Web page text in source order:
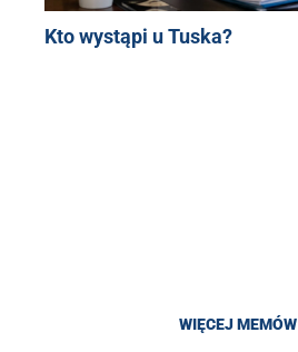
Kto wystąpi u Tuska?
WIĘCEJ MEMÓW